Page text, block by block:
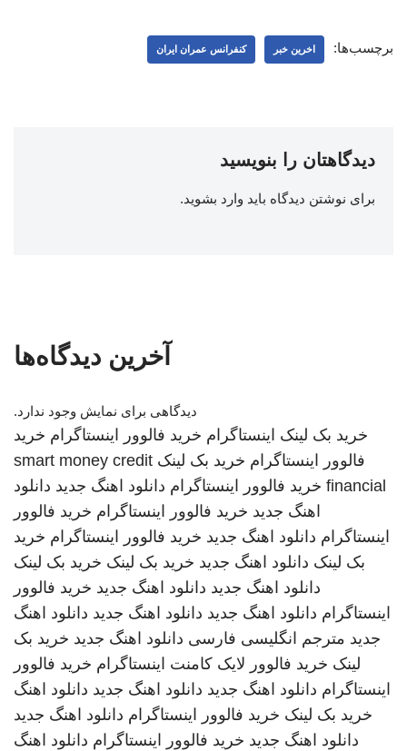
برچسب‌ها: اخرین خبر کنفرانس عمران ایران
دیدگاهتان را بنویسید
برای نوشتن دیدگاه باید وارد بشوید.
آخرین دیدگاه‌ها
دیدگاهی برای نمایش وجود ندارد.
خرید بک لینک اینستاگرام خرید فالوور اینستاگرام خرید
فالوور اینستاگرام خرید بک لینک smart money credit
financial خرید فالوور اینستاگرام دانلود اهنگ جدید دانلود
اهنگ جدید خرید فالوور اینستاگرام خرید فالوور
اینستاگرام دانلود اهنگ جدید خرید فالوور اینستاگرام خرید
بک لینک دانلود اهنگ جدید خرید بک لینک خرید بک لینک
دانلود اهنگ جدید دانلود اهنگ جدید خرید فالوور
اینستاگرام دانلود اهنگ جدید دانلود اهنگ جدید دانلود اهنگ
جدید مترجم انگلیسی فارسی دانلود اهنگ جدید خرید بک
لینک خرید فالوور لایک کامنت اینستاگرام خرید فالوور
اینستاگرام دانلود اهنگ جدید دانلود اهنگ جدید دانلود اهنگ
خرید بک لینک خرید فالوور اینستاگرام دانلود اهنگ جدید
دانلود اهنگ جدید خرید فالوور اینستاگرام دانلود اهنگ